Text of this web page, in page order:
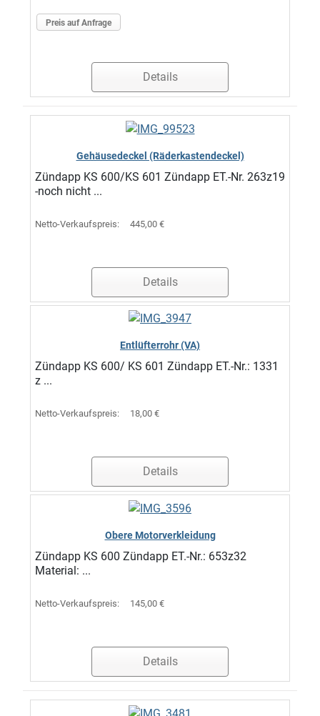
Preis auf Anfrage
Details
Gehäusedeckel (Räderkastendeckel)
Zündapp KS 600/KS 601 Zündapp ET.-Nr. 263z19
-noch nicht ...
Netto-Verkaufspreis: 445,00 €
Details
Entlüfterrohr (VA)
Zündapp KS 600/ KS 601 Zündapp ET.-Nr.: 1331
z ...
Netto-Verkaufspreis: 18,00 €
Details
Obere Motorverkleidung
Zündapp KS 600 Zündapp ET.-Nr.: 653z32
Material: ...
Netto-Verkaufspreis: 145,00 €
Details